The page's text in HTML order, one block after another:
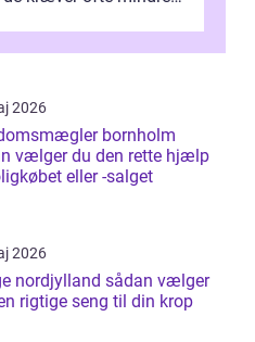
2026
bornholm
vælger du den rette hjælp
eller -salget
2026
sådan vælger
rigtige seng til din krop